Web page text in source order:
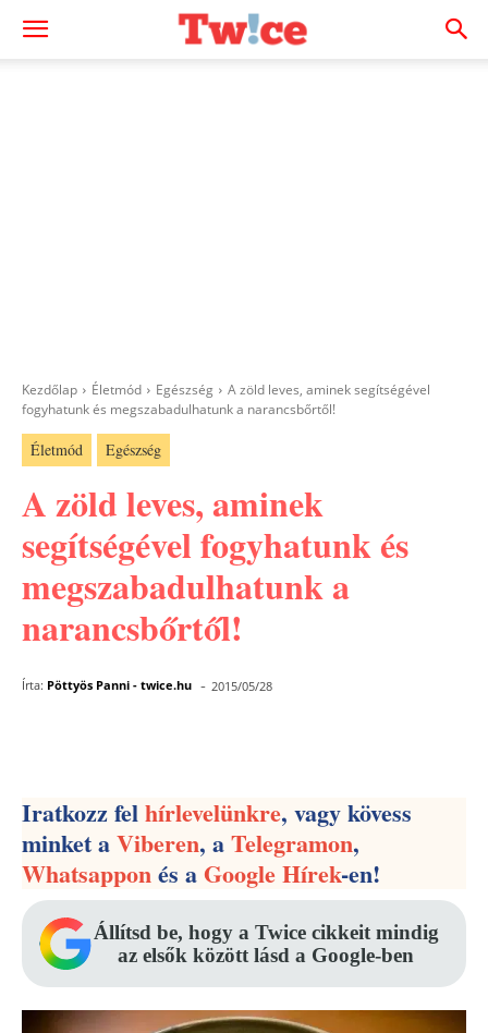
Kezdőlap Életmód Egészség
A zöld leves, aminek segítségével
fogyhatunk és megszabadulhatunk a narancsbőrtől!
Életmód Egészség
A zöld leves, aminek
segítségével fogyhatunk és
megszabadulhatunk a
narancsbőrtől!
Írta: Pöttyös Panni - twice.hu - 2015/05/28
Iratkozz felhírlevelünkre, vagy kövess
minket aViberen, aTelegramon,
Whatsapponés aGoogle Hírek-en!
Állítsd be, hogy a Twice cikkeit mindig
az elsők között lásd a Google-ben